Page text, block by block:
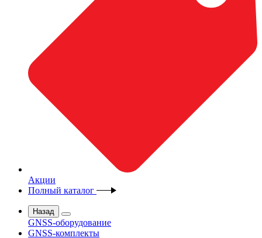
Акции
Полный каталог
Назад
GNSS-оборудование
GNSS-комплекты